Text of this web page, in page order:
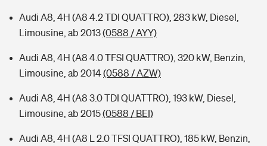
Audi A8, 4H (A8 4.2 TDI QUATTRO), 283 kW, Diesel,
Limousine, ab 2013(0588 / AYY)
Audi A8, 4H (A8 4.0 TFSI QUATTRO), 320 kW, Benzin,
Limousine, ab 2014(0588 / AZW)
Audi A8, 4H (A8 3.0 TDI QUATTRO), 193 kW, Diesel,
Limousine, ab 2015(0588 / BEI)
Audi A8, 4H (A8 L 2.0 TFSI QUATTRO), 185 kW, Benzin,